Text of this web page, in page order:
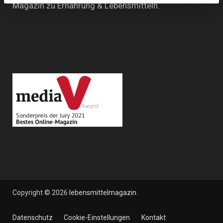
Magazin zu Ernährung & Lebensmitteln.
Copyright © 2026 lebensmittelmagazin
Datenschutz Cookie-Einstellungen Kontakt